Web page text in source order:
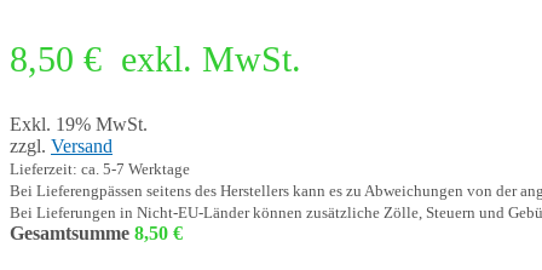
8,50 € exkl. MwSt.
Exkl. 19% MwSt.
zzgl. Versand
Lieferzeit: ca. 5-7 Werktage
Bei Lieferengpässen seitens des Herstellers kann es zu Abweichungen von der
Bei Lieferungen in Nicht-EU-Länder können zusätzliche Zölle, Steuern und
Gesamtsumme 8,50 €